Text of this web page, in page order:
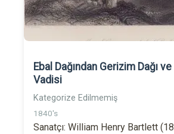
Ebal Dağından Gerizim Dağı
Vadisi
Kategorize Edilmemiş
1840's
Sanatçı: William Henry Bartlett